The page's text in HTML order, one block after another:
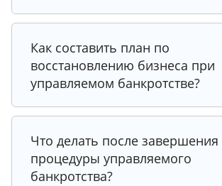
Совет от эксперта
Совет от эксперта
Совет от эксперта
Совет от эксперта
Совет от эксперта
Совет от эксперта
Как составить план по
восстановлению бизнеса при
управляемом банкротстве?
Что делать после завершения
процедуры управляемого
банкротства?